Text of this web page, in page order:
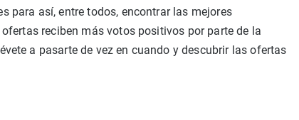
para así, entre todos, encontrar las mejores
reciben más votos positivos por parte de la
a pasarte de vez en cuando y descubrir las ofertas